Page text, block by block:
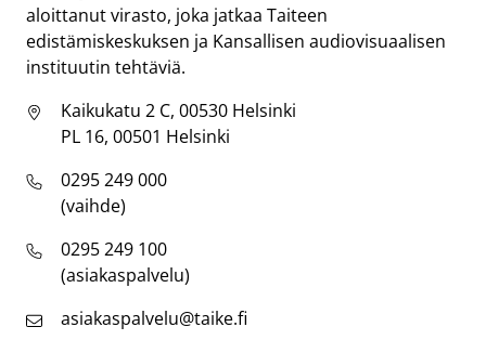
aloittanut virasto, joka jatkaa Taiteen
edistämiskeskuksen ja Kansallisen audiovisuaalisen
instituutin tehtäviä.
Kaikukatu 2 C, 00530 Helsinki
PL 16, 00501 Helsinki
0295 249 000
(vaihde)
0295 249 100
(asiakaspalvelu)
asiakaspalvelu@taike.fi